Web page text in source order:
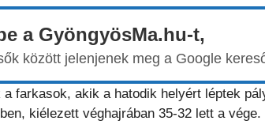
a GyöngyösMa.hu-t,
között jelenjenek meg a Google
farkasok, akik a hatodik helyért léptek
kiélezett véghajrában 35-32 lett a vége.